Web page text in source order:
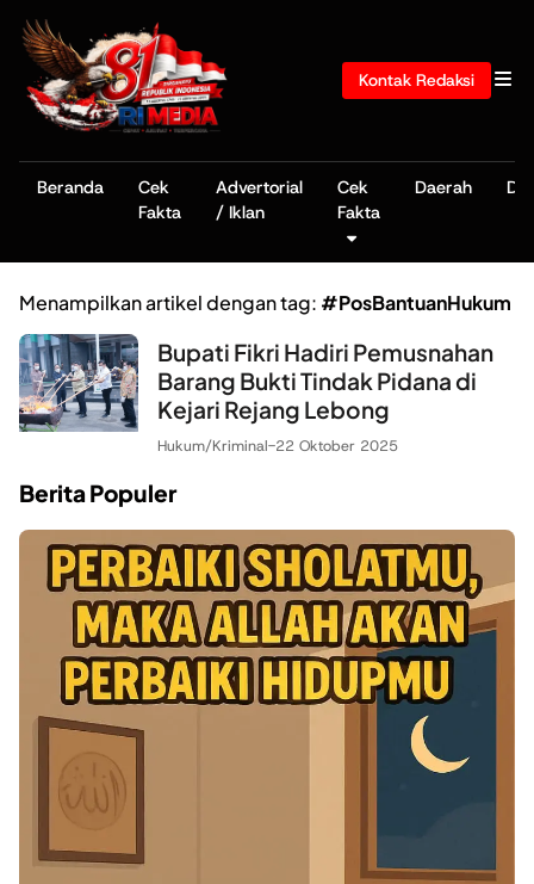
Kontak Redaksi
Beranda
Cek
Fakta
Advertorial
/ Iklan
Cek
Fakta
Daerah
Menampilkan artikel dengan tag: #PosBantuanHukum
Bupati Fikri Hadiri Pemusnahan
Barang Bukti Tindak Pidana di
Kejari Rejang Lebong
Hukum/Kriminal-22 Oktober 2025
Berita Populer